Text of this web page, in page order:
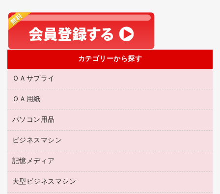
カテゴリーから探す
ＯＡサプライ
互換インクカートリッジ
リサイクルトナー（プール方式）
リサイクルインクカートリッジ
プリンタ用リボン
トナーカートリッジ
ＯＡ用紙
名刺用紙
ワープロ用紙
ラベル用紙
プロッター用紙
パソコン用品
パソコン周辺機器
マウスパッド
マウス
ビジネスマシン
電話機
レーザープリンタ／複合機
メモリーカード
記憶メディア
ブルーレイディスク
大型ビジネスマシン